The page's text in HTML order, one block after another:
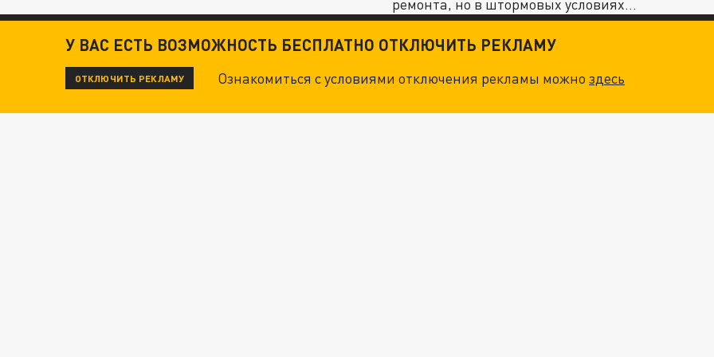
ремонта, но в штормовых условиях
потерял...
У ВАС ЕСТЬ ВОЗМОЖНОСТЬ БЕСПЛАТНО ОТКЛЮЧИТЬ РЕКЛАМУ
ОТКЛЮЧИТЬ РЕКЛАМУ Ознакомиться с условиями отключения рекламы можноздесь